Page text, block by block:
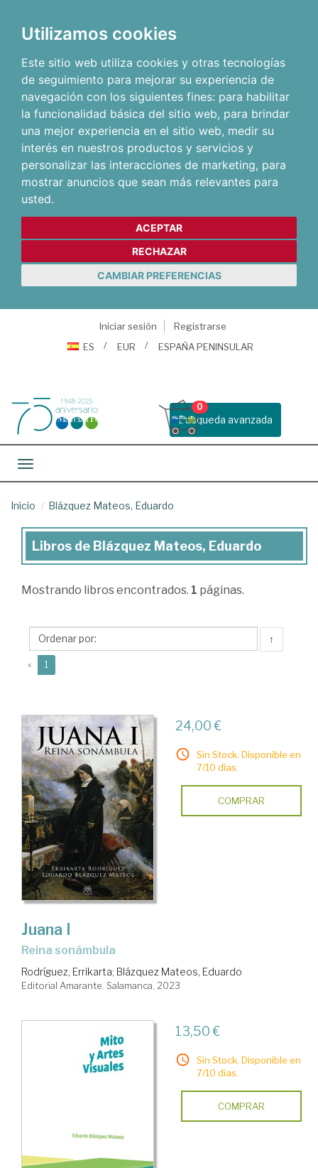
Utilizamos cookies
Este sitio web utiliza cookies y otras tecnologías
de seguimiento para mejorar su experiencia de
navegación con los siguientes fines: para habilitar
la funcionalidad básica del sitio web, para brindar
una mejor experiencia en el sitio web, medir su
interés en nuestros productos y servicios y
personalizar las interacciones de marketing, para
mostrar anuncios que sean más relevantes para
usted.
ACEPTAR
RECHAZAR
CAMBIAR PREFERENCIAS
Iniciar sesión
Registrarse
ES
EUR ESPAÑA PENINSULAR
Busqueda avanzada
0
Toggle navigation
Inicio Blázquez Mateos, Eduardo
Libros
Blázquez
Eduardo
Libros de Blázquez Mateos, Eduardo
Mostrando libros encontrados. 1 páginas.
↑
« 1
24,00 €
Sin Stock. Disponible en
7/10 días.
COMPRAR
Juana I
reina sonámbula
Rodríguez, Errikarta; Blázquez Mateos, Eduardo
Editorial Amarante. Salamanca, 2023
13,50 €
Sin Stock. Disponible en
7/10 días.
COMPRAR